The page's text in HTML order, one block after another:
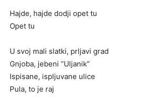
Hajde, hajde dodji opet tu
Opet tu
U svoj mali slatki, prljavi grad
Gnjoba, jebeni “Uljanik”
Ispisane, ispljuvane ulice
Pula, to je raj